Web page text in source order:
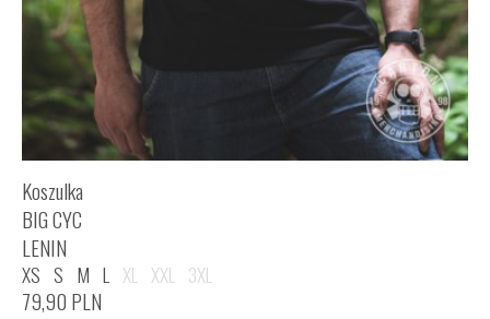
Koszulka
BIG CYC
LENIN
XS S M L XL XXL 3XL
79,90 PLN